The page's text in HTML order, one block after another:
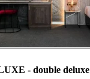
- double deluxe